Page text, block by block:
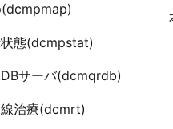
態(dcmpstat)
サーバ(dcmqrdb)
治療(dcmrt)